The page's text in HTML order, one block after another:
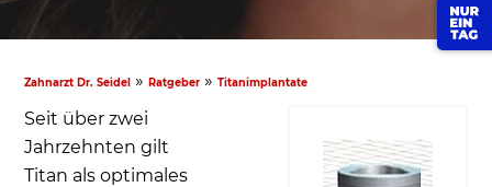
Zahnarzt Dr. Seidel »Ratgeber »Titanimplantate
Seit über zwei
Jahrzehnten gilt
Titan als optimales